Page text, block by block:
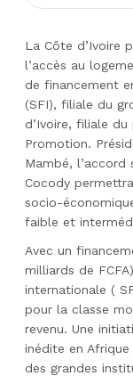
La Côte d’Ivoire
l’accès au
de financement
(SFI), filiale du
d’Ivoire, filiale
Promotion.
Mambé, l’accord
Cocody
socio-
faible et
Avec un
milliards de
internationale (
pour la classe
revenu. Une
inédite en
des grandes